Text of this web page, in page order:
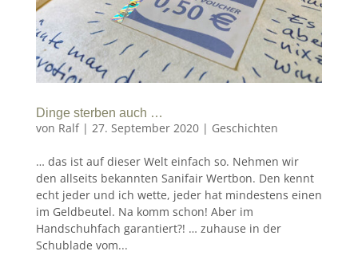
Dinge sterben auch …
von Ralf| 27. September 2020| Geschichten
… das ist auf dieser Welt einfach so. Nehmen wir
den allseits bekannten Sanifair Wertbon. Den kennt
echt jeder und ich wette, jeder hat mindestens einen
im Geldbeutel. Na komm schon! Aber im
Handschuhfach garantiert?! … zuhause in der
Schublade vom...